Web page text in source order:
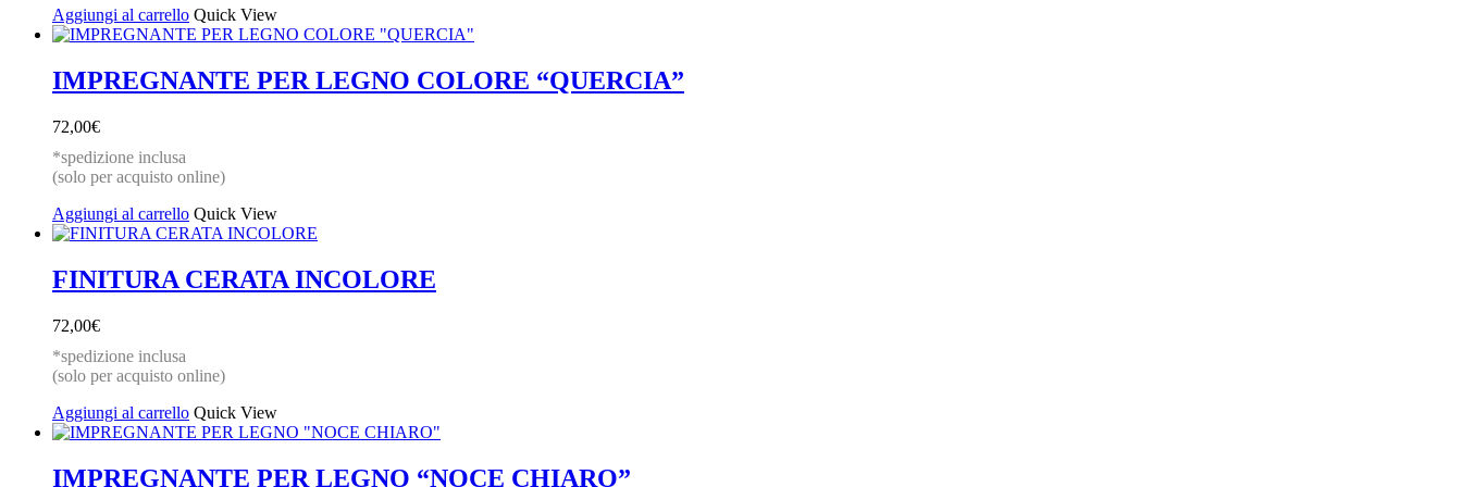
Aggiungi al carrello Quick View
IMPREGNANTE PER LEGNO COLORE “QUERCIA”
72,00€
*spedizione inclusa
(solo per acquisto online)
Aggiungi al carrello Quick View
FINITURA CERATA INCOLORE
72,00€
*spedizione inclusa
(solo per acquisto online)
Aggiungi al carrello Quick View
IMPREGNANTE PER LEGNO “NOCE CHIARO”